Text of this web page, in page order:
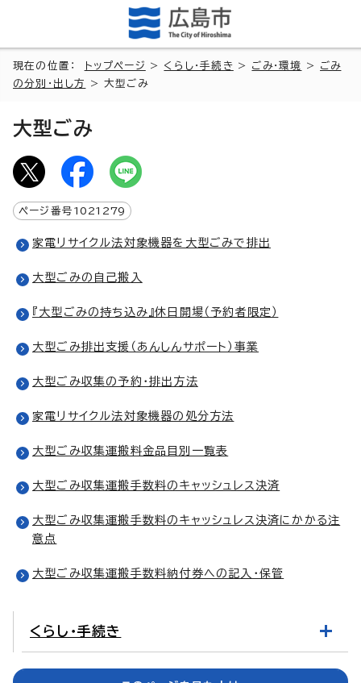
現在の位置： トップページ > くらし・手続き > ごみ・環境 > ごみ
の分別・出し方
> 大型ごみ
大型ごみ
ページ番号 1021279
家電リサイクル法対象機器を大型ごみで排出
大型ごみの自己搬入
『大型ごみの持ち込み』休日開場（予約者限定）
大型ごみ排出支援（あんしんサポート）事業
大型ごみ収集の予約・排出方法
家電リサイクル法対象機器の処分方法
大型ごみ収集運搬料金品目別一覧表
大型ごみ収集運搬手数料のキャッシュレス決済
大型ごみ収集運搬手数料のキャッシュレス決済にかかる注
意点
大型ごみ収集運搬手数料納付券への記入・保管
くらし・手続き